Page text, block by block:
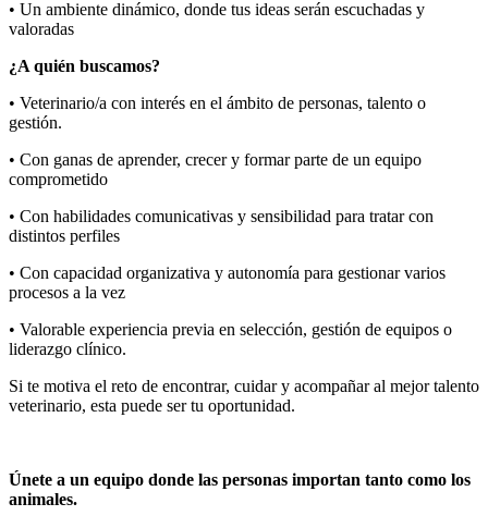
• Un ambiente dinámico, donde tus ideas serán escuchadas y
valoradas
¿A quién buscamos?
• Veterinario/a con interés en el ámbito de personas, talento o
gestión.
• Con ganas de aprender, crecer y formar parte de un equipo
comprometido
• Con habilidades comunicativas y sensibilidad para tratar con
distintos perfiles
• Con capacidad organizativa y autonomía para gestionar varios
procesos a la vez
• Valorable experiencia previa en selección, gestión de equipos o
liderazgo clínico.
Si te motiva el reto de encontrar, cuidar y acompañar al mejor talento
veterinario, esta puede ser tu oportunidad.
Únete a un equipo donde las personas importan tanto como los
animales.